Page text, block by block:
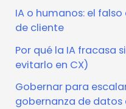
IA o humanos: el
de cliente
Por qué la IA fracasa
evitarlo en CX)
Gobernar para
gobernanza de datos